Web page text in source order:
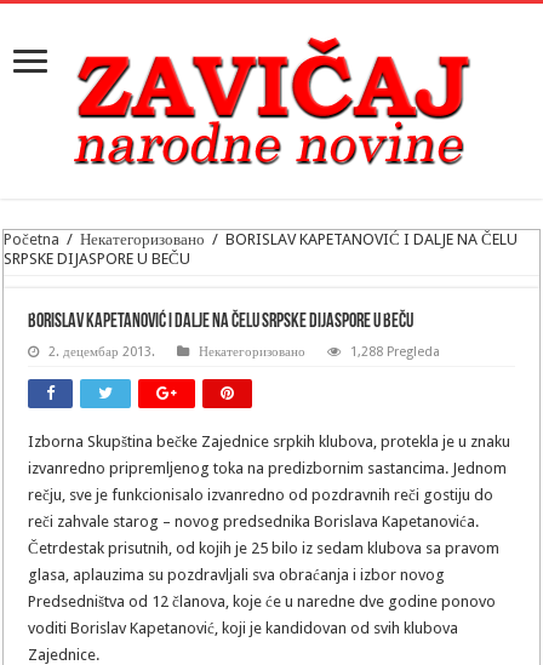
Početna / Некатегоризовано / BORISLAV KAPETANOVIĆ I DALJE NA ČELU
SRPSKE DIJASPORE U BEČU
BORISLAV KAPETANOVIĆ I DALJE NA ČELU SRPSKE DIJASPORE U BEČU
2. децембар 2013. Некатегоризовано 1,288 Pregleda
Izborna Skupština bečke Zajednice srpkih klubova, protekla je u znaku
izvanredno pripremljenog toka na predizbornim sastancima. Jednom
rečju, sve je funkcionisalo izvanredno od pozdravnih reči gostiju do
reči zahvale starog – novog predsednika Borislava Kapetanovića.
Četrdestak prisutnih, od kojih je 25 bilo iz sedam klubova sa pravom
glasa, aplauzima su pozdravljali sva obraćanja i izbor novog
Predsedništva od 12 članova, koje će u naredne dve godine ponovo
voditi Borislav Kapetanović, koji je kandidovan od svih klubova
Zajednice.